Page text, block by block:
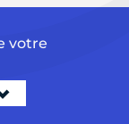
votre